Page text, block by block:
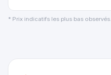
* Prix indicatifs les plus bas observés.